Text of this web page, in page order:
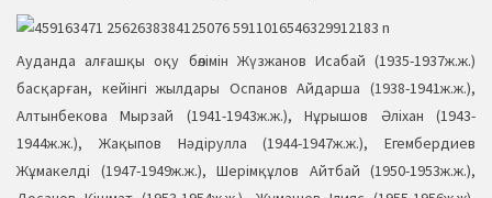
Ауданда алғашқы оқу бөлімін Жүзжанов Исабай (1935-1937ж.ж.)
басқарған, кейінгі жылдары Оспанов Айдарша (1938-1941ж.ж.),
Алтынбекова Мырзай (1941-1943ж.ж.), Нұрышов Әліхан (1943-
1944ж.ж.), Жақыпов Нәдірулла (1944-1947ж.ж.), Егембердиев
Жұмакелді (1947-1949ж.ж.), Шерімқұлов Айтбай (1950-1953ж.ж.),